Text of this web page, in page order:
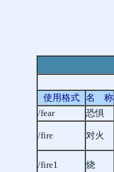
使用格式
名 称
/fear
恐惧
/fire 对火
/fire1 烧